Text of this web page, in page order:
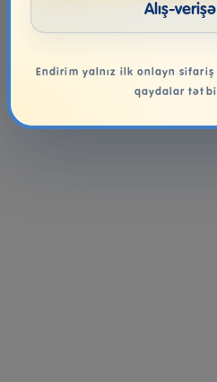
Alış-
Endirim yalnız ilk onlayn
qaydalar